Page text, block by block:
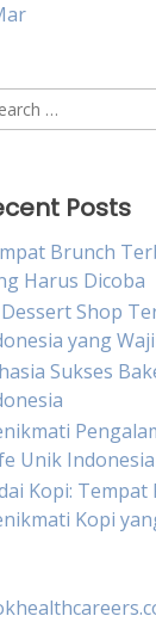
Posts
Brunch
Harus Dicoba
Dessert Shop
yang
Sukses
Unik Indonesia
Kopi:
Kopi